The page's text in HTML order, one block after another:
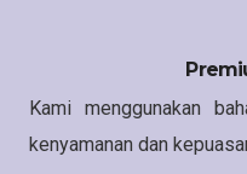
Kami menggunakan
kenyamanan dan